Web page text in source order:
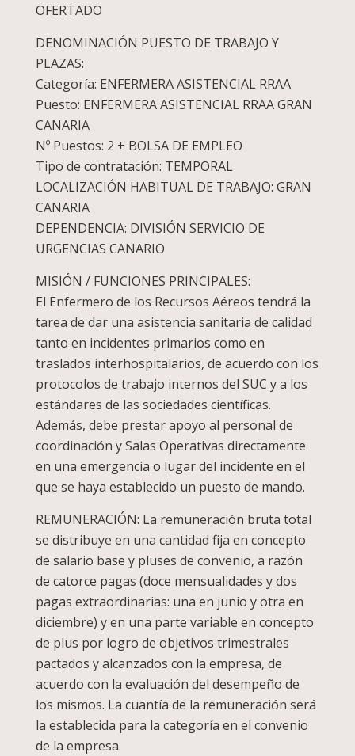
OFERTADO
DENOMINACIÓN PUESTO DE TRABAJO Y
PLAZAS:
Categoría: ENFERMERA ASISTENCIAL RRAA
Puesto: ENFERMERA ASISTENCIAL RRAA GRAN
CANARIA
Nº Puestos: 2 + BOLSA DE EMPLEO
Tipo de contratación: TEMPORAL
LOCALIZACIÓN HABITUAL DE TRABAJO: GRAN
CANARIA
DEPENDENCIA: DIVISIÓN SERVICIO DE
URGENCIAS CANARIO
MISIÓN / FUNCIONES PRINCIPALES:
El Enfermero de los Recursos Aéreos tendrá la
tarea de dar una asistencia sanitaria de calidad
tanto en incidentes primarios como en
traslados interhospitalarios, de acuerdo con los
protocolos de trabajo internos del SUC y a los
estándares de las sociedades científicas.
Además, debe prestar apoyo al personal de
coordinación y Salas Operativas directamente
en una emergencia o lugar del incidente en el
que se haya establecido un puesto de mando.
REMUNERACIÓN: La remuneración bruta total
se distribuye en una cantidad fija en concepto
de salario base y pluses de convenio, a razón
de catorce pagas (doce mensualidades y dos
pagas extraordinarias: una en junio y otra en
diciembre) y en una parte variable en concepto
de plus por logro de objetivos trimestrales
pactados y alcanzados con la empresa, de
acuerdo con la evaluación del desempeño de
los mismos. La cuantía de la remuneración será
la establecida para la categoría en el convenio
de la empresa.